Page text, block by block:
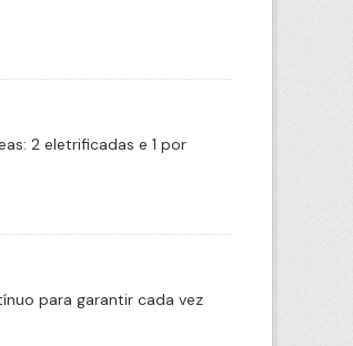
2 eletrificadas e 1 por
para garantir cada vez